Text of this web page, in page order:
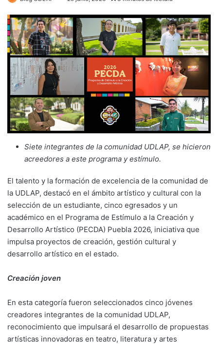
Siete integrantes de la comunidad UDLAP, se hicieron
acreedores a este programa y estímulo.
El talento y la formación de excelencia de la comunidad de
la UDLAP, destacó en el ámbito artístico y cultural con la
selección de un estudiante, cinco egresados y un
académico en el Programa de Estímulo a la Creación y
Desarrollo Artístico (PECDA) Puebla 2026, iniciativa que
impulsa proyectos de creación, gestión cultural y
desarrollo artístico en el estado.
Creación joven
En esta categoría fueron seleccionados cinco jóvenes
creadores integrantes de la comunidad UDLAP,
reconocimiento que impulsará el desarrollo de propuestas
artísticas innovadoras en teatro, literatura y artes